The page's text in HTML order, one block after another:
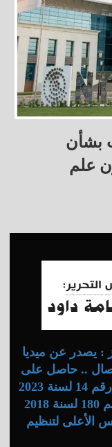
بشأن
علم
: يصدر عن ميديا
.. حاصل على
ترخيص المجلس الأعلى لتنظيم الإعلام رقم 14 لسنة 2023
ويعمل وفقا لقراراته وطبقا للقانون رقم 180 لسنة 2018
الأعلى لتنظيم